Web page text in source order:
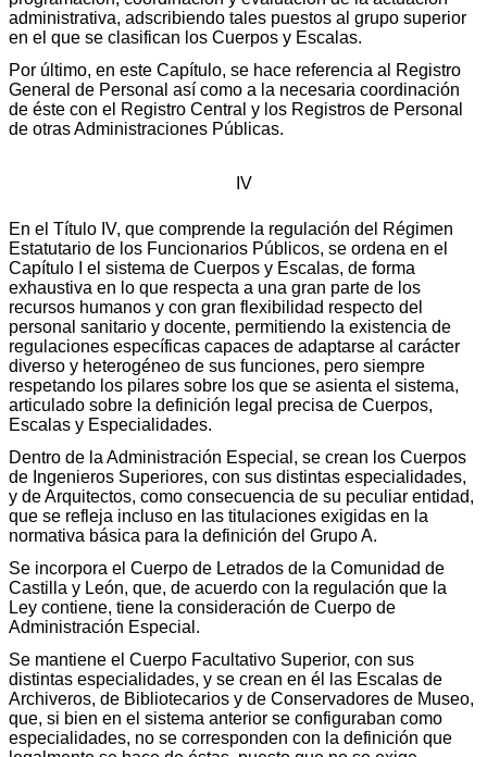
administrativa, adscribiendo tales puestos al grupo superior
en el que se clasifican los Cuerpos y Escalas.
Por último, en este Capítulo, se hace referencia al Registro
General de Personal así como a la necesaria coordinación
de éste con el Registro Central y los Registros de Personal
de otras Administraciones Públicas.
IV
En el Título IV, que comprende la regulación del Régimen
Estatutario de los Funcionarios Públicos, se ordena en el
Capítulo I el sistema de Cuerpos y Escalas, de forma
exhaustiva en lo que respecta a una gran parte de los
recursos humanos y con gran flexibilidad respecto del
personal sanitario y docente, permitiendo la existencia de
regulaciones específicas capaces de adaptarse al carácter
diverso y heterogéneo de sus funciones, pero siempre
respetando los pilares sobre los que se asienta el sistema,
articulado sobre la definición legal precisa de Cuerpos,
Escalas y Especialidades.
Dentro de la Administración Especial, se crean los Cuerpos
de Ingenieros Superiores, con sus distintas especialidades,
y de Arquitectos, como consecuencia de su peculiar entidad,
que se refleja incluso en las titulaciones exigidas en la
normativa básica para la definición del Grupo A.
Se incorpora el Cuerpo de Letrados de la Comunidad de
Castilla y León, que, de acuerdo con la regulación que la
Ley contiene, tiene la consideración de Cuerpo de
Administración Especial.
Se mantiene el Cuerpo Facultativo Superior, con sus
distintas especialidades, y se crean en él las Escalas de
Archiveros, de Bibliotecarios y de Conservadores de Museo,
que, si bien en el sistema anterior se configuraban como
especialidades, no se corresponden con la definición que